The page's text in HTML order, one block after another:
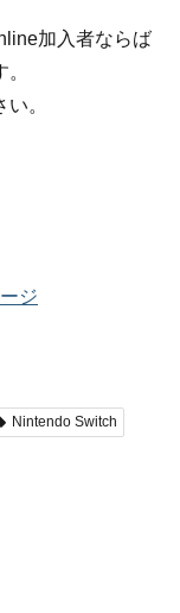
加入者ならば
。
ジ
Nintendo Switch